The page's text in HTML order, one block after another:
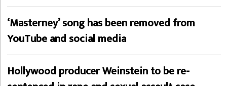
‘Masterney’ song has been removed from
YouTube and social media
Hollywood producer Weinstein to be re-